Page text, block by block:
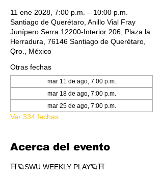
11 ene 2028, 7:00 p.m. – 10:00 p.m.
Santiago de Querétaro, Anillo Vial Fray
Junípero Serra 12200-Interior 206, Plaza la
Herradura, 76146 Santiago de Querétaro,
Qro., México
Otras fechas
mar 11 de ago, 7:00 p.m.
mar 18 de ago, 7:00 p.m.
mar 25 de ago, 7:00 p.m.
Ver 334 fechas
Acerca del evento
⛩🪐SWU WEEKLY PLAY🪐⛩